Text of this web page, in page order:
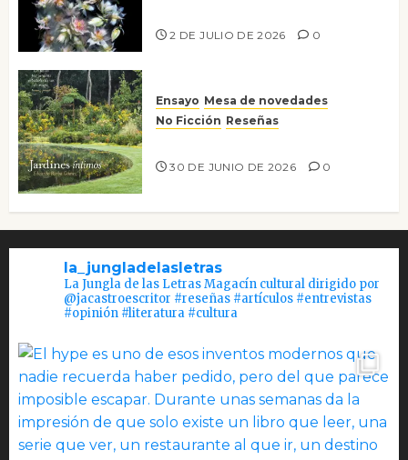
2 DE JULIO DE 2026 0
Ensayo Mesa de novedades
No Ficción Reseñas
30 DE JUNIO DE 2026 0
la_jungladelasletras
La Jungla de las Letras Magacín cultural dirigido por
@jacastroescritor #reseñas #artículos #entrevistas
#opinión #literatura #cultura